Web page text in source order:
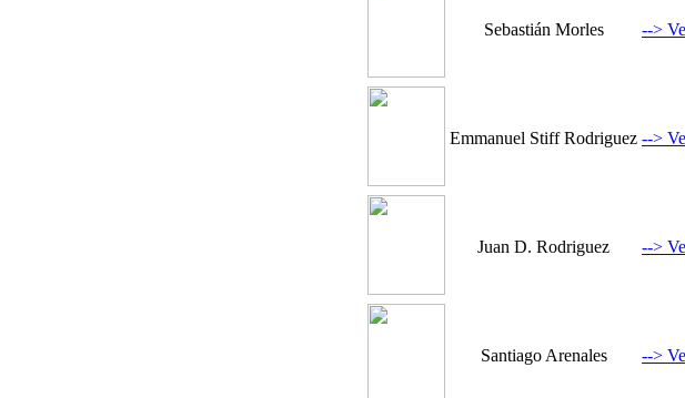
Sebastián Morles -->
Emmanuel Stiff Rodriguez -->
Juan D. Rodriguez -->
Santiago Arenales -->